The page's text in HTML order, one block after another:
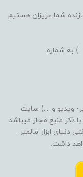
شما عزیزان هستیم
به شماره
ویدیو و ....) سایت
ذکر منبع مجاز میباشد
ابزار مالمیر
داشت.